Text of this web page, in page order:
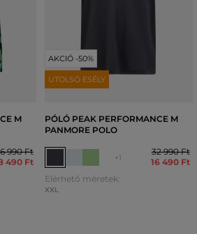
M
990 Ft
490 Ft
AKCIÓ -50%
UTOLSÓ ESÉLY
PÓLÓ PEAK PERFORMANCE M
PANMORE POLO
+1
32 990 Ft
16 490 Ft
Elérhető méretek:
XXL